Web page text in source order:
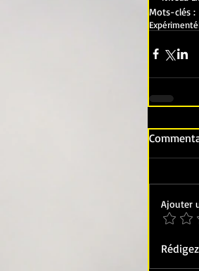
Mots-clés :
Expérimenté
Ajouter